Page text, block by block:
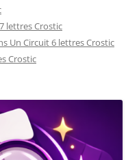
lettres Crostic
Un Circuit 6 lettres Crostic
Crostic